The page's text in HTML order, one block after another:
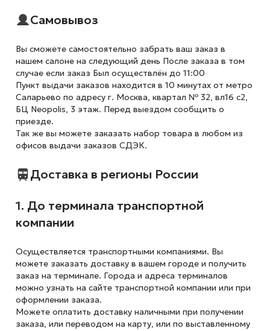
Самовывоз
Вы сможете самостоятельно забрать ваш заказ в
нашем салоне на следующий день После заказа в том
случае если заказ Был осуществлён до 11:00
Пункт выдачи заказов находится в 10 минутах от метро
Саларьево по адресу г. Москва, квартал № 32, вл16 с2,
БЦ Neopolis, 3 этаж. Перед выездом сообщить о
приезде.
Так же вы можете заказать набор товара в любом из
офисов выдачи заказов СДЭК.
Доставка в регионы России
1. До терминала транспортной
компании
Осуществляется транспортными компаниями. Вы
можете заказать доставку в вашем городе и получить
заказ на терминале. Города и адреса терминалов
можно узнать на сайте транспортной компании или при
оформлении заказа.
Можете оплатить доставку наличными при получении
заказа, или переводом на карту, или по выставленному